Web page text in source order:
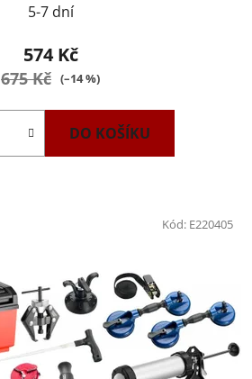
5-7 dní
574 Kč
675 Kč (–14 %)
DO KOŠÍKU
Kód: E220405